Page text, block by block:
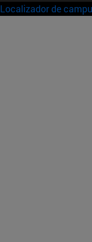
Localizador de